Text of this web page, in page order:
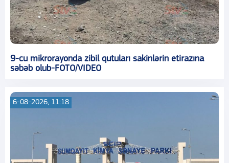
9-cu mikrorayonda zibil qutuları sakinlərin etirazına
səbəb olub-FOTO/VIDEO
6-08-2026, 11:18